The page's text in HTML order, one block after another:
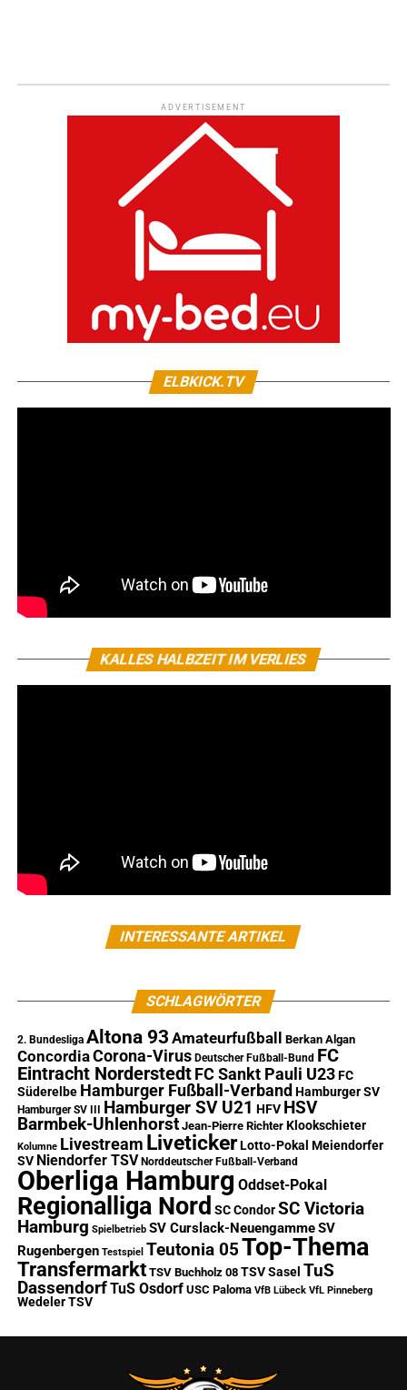
ADVERTISEMENT
ELBKICK.TV
KALLES HALBZEIT IM VERLIES
INTERESSANTE ARTIKEL
SCHLAGWÖRTER
2. Bundesliga Altona 93 Amateurfußball Berkan Algan
ConcordiaCorona-Virus Deutscher Fußball-Bund FC
Eintracht Norderstedt FC Sankt Pauli U23 FC
Süderelbe Hamburger Fußball-Verband Hamburger SV
Hamburger SV III Hamburger SV U21 HFV HSV
Barmbek-Uhlenhorst Jean-Pierre Richter Klookschieter
Kolumne Livestream Liveticker Lotto-Pokal Meiendorfer
SV Niendorfer TSV Norddeutscher Fußball-Verband
Oberliga Hamburg Oddset-Pokal
Regionalliga Nord SC Condor SC Victoria
Hamburg Spielbetrieb SV Curslack-NeuengammeSV
Rugenbergen Testspiel Teutonia 05Top-Thema
Transfermarkt TSV Buchholz 08 TSV Sasel TuS
DassendorfTuS Osdorf USC Paloma VfB Lübeck VfL Pinneberg
Wedeler TSV